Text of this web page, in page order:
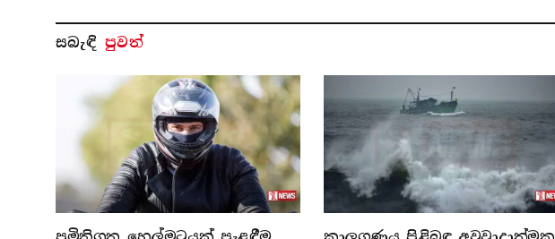
සබැ​ඳි පුවත්